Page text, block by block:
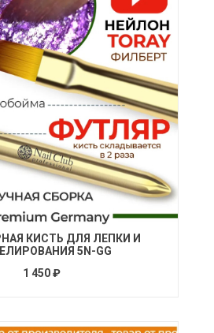
КИСТЬ ДЛЯ ЛЕПКИ И
5N-GG
1 450 ₽